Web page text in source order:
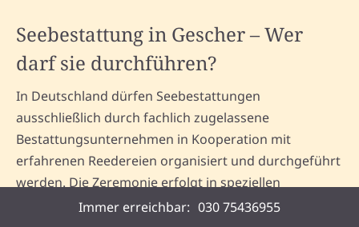
Seebestattung in Gescher – Wer
darf sie durchführen?
In Deutschland dürfen Seebestattungen
ausschließlich durch fachlich zugelassene
Bestattungsunternehmen in Kooperation mit
erfahrenen Reedereien organisiert und durchgeführt
werden. Die Zeremonie erfolgt in speziellen
Seegebieten, in der Regel auf der Nord- oder Ostsee.
Immer erreichbar: 030 75436955